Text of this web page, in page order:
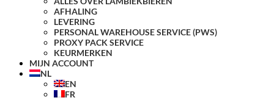
AFHALING
LEVERING
PERSONAL WAREHOUSE SERVICE (PWS)
PROXY PACK SERVICE
KEURMERKEN
MIJN ACCOUNT
NL
EN
FR